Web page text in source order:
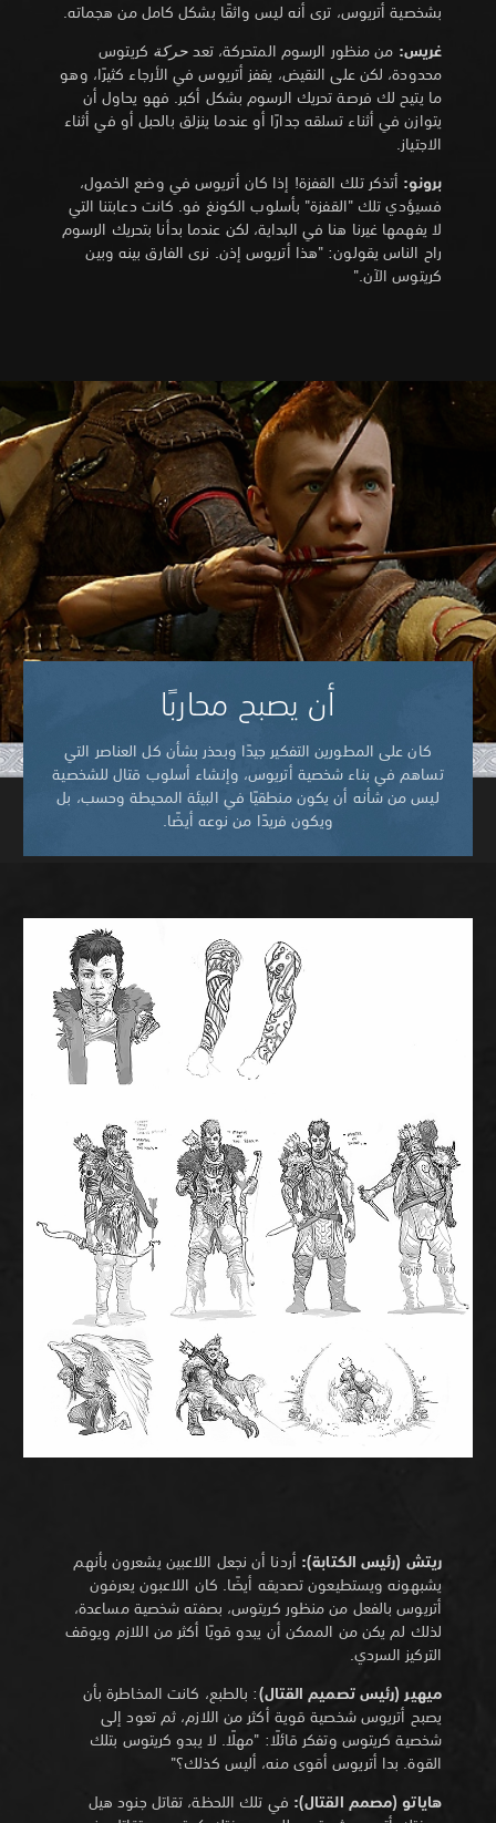
بشخصية أتريوس، ترى أنه ليس واثقًا بشكل كامل من هجماته.
غريس: من منظور الرسوم المتحركة، تعد حركة كريتوس
محدودة، لكن على النقيض، يقفز أتريوس في الأرجاء كثيرًا، وهو
ما يتيح لك فرصة تحريك الرسوم بشكل أكبر. فهو يحاول أن
يتوازن في أثناء تسلقه جدارًا أو عندما ينزلق بالحبل أو في أثناء
الاجتياز.
برونو: أتذكر تلك القفزة! إذا كان أتريوس في وضع الخمول،
فسيؤدي تلك "القفزة" بأسلوب الكونغ فو. كانت دعابتنا التي
لا يفهمها غيرنا هنا في البداية، لكن عندما بدأنا بتحريك الرسوم
راح الناس يقولون: "هذا أتريوس إذن. نرى الفارق بينه وبين
كريتوس الآن."
أن يصبح محاربًا
كان على المطورين التفكير جيدًا وبحذر بشأن كل العناصر التي
تساهم في بناء شخصية أتريوس، وإنشاء أسلوب قتال للشخصية
ليس من شأنه أن يكون منطقيًا في البيئة المحيطة وحسب، بل
ويكون فريدًا من نوعه أيضًا.
ريتش (رئيس الكتابة): أردنا أن نجعل اللاعبين يشعرون بأنهم
يشبهونه ويستطيعون تصديقه أيضًا. كان اللاعبون يعرفون
أتريوس بالفعل من منظور كريتوس، بصفته شخصية مساعدة،
لذلك لم يكن من الممكن أن يبدو قويًا أكثر من اللازم ويوقف
التركيز السردي.
ميهير (رئيس تصميم القتال): بالطبع، كانت المخاطرة بأن
يصبح أتريوس شخصية قوية أكثر من اللازم، ثم تعود إلى
شخصية كريتوس وتفكر قائلًا: "مهلًا. لا يبدو كريتوس بتلك
القوة. بدا أتريوس أقوى منه، أليس كذلك؟"
هاياتو (مصمم القتال): في تلك اللحظة، تقاتل جنود هيل